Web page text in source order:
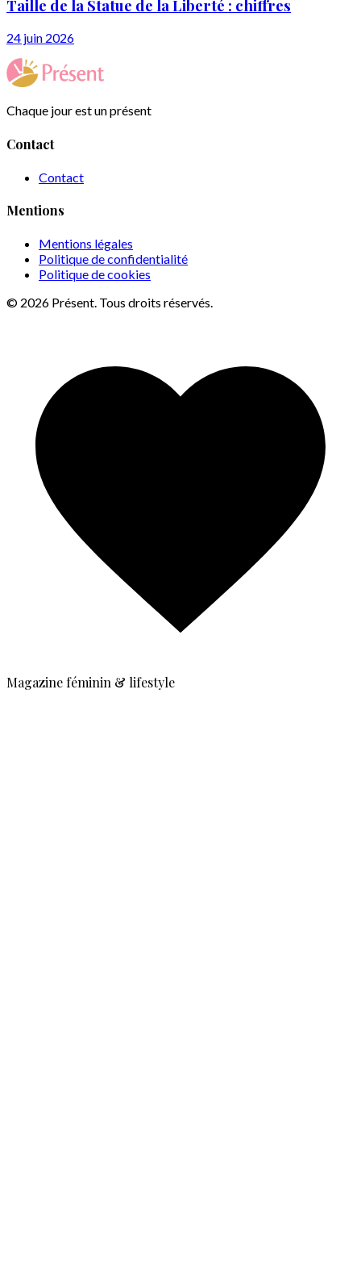
Taille de la Statue de la Liberté : chiffres
24 juin 2026
Chaque jour est un présent
Contact
Contact
Mentions
Mentions légales
Politique de confidentialité
Politique de cookies
© 2026 Présent. Tous droits réservés.
Magazine féminin & lifestyle